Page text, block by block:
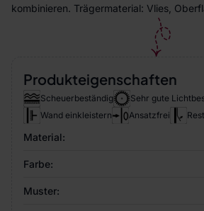
kombinieren. Trägermaterial: Vlies,
Produkteigenschaften
Scheuerbeständig
Sehr gute
Wand einkleistern
Ansatzfrei
Material:
Farbe:
Muster: